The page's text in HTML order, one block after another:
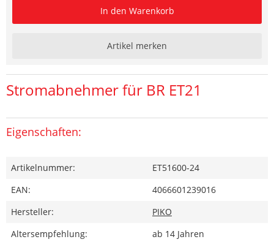
In den Warenkorb
Artikel merken
Stromabnehmer für BR ET21
Eigenschaften:
Artikelnummer:
ET51600-24
EAN:
4066601239016
Hersteller:
PIKO
Altersempfehlung:
ab 14 Jahren